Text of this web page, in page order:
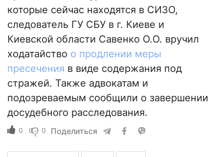
которые сейчас находятся в СИЗО,
следователь ГУ СБУ в г. Киеве и
Киевской области Савенко О.О. вручил
ходатайство о продлении меры
пресечения в виде содержания под
стражей. Также адвокатам и
подозреваемым сообщили о завершении
досудебного расследования.
0 0 Поделиться